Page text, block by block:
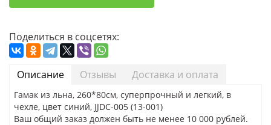
Поделиться в соцсетях:
Описание Отзывы Доставка и оплата
Гамак из льна, 260*80см, суперпрочный и легкий, в
чехле, цвет синий, JJDC-005 (13-001)
Ваш общий заказ должен быть не менее 10 000 рублей.